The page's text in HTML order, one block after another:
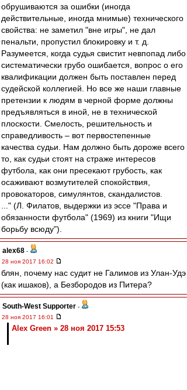
обрушиваются за ошибки (иногда
действительные, иногда мнимые) технического
свойства: не заметил "вне игры", не дал
пенальти, пропустил блокировку и т. д.
Разумеется, когда судья свистит невпопад либо
систематически грубо ошибается, вопрос о его
квалификации должен быть поставлен перед
судейской коллегией. Но все же наши главные
претензии к людям в черной форме должны
предъявляться в иной, не в технической
плоскости. Смелость, решительность и
справедливость – вот первостепенные
качества судьи. Нам должно быть дороже всего
то, как судьи стоят на страже интересов
футбола, как они пресекают грубость, как
осаживают возмутителей спокойствия,
провокаторов, симулянтов, скандалистов.
..." (Л. Филатов, выдержки из эссе "Права и
обязанности футбола" (1969) из книги "Ищи
борьбу всюду").
alex68 -
28 ноя 2017 16:02
блян, почему нас судит не Галимов из Улан-Удэ
(как ишаков), а Безбородов из Питера?
South-West Supporter -
28 ноя 2017 16:01
Alex Green » 28 ноя 2017 15:53